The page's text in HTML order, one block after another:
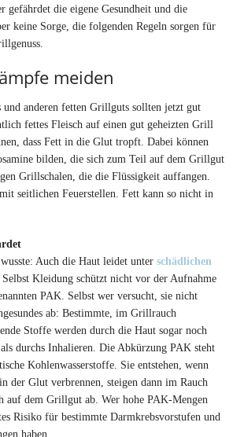
gefährdet die eigene Gesundheit und die
keine Sorge, die folgenden Regeln sorgen für
meiden
und anderen fetten Grillguts sollten jetzt gut
fettes Fleisch auf einen gut geheizten Grill
dass Fett in die Glut tropft. Dabei können
bilden, die sich zum Teil auf dem Grillgut
Grillschalen, die die Flüssigkeit auffangen.
seitlichen Feuerstellen. Fett kann so nicht in
Auch die Haut leidet unter schädlichen
. Selbst Kleidung schützt nicht vor der Aufnahme
PAK. Selbst wer versucht, sie nicht
ab: Bestimmte, im Grillrauch
Stoffe werden durch die Haut sogar noch
durchs Inhalieren. Die Abkürzung PAK steht
Kohlenwasserstoffe. Sie entstehen, wenn
der Glut verbrennen, steigen dann im Rauch
auf dem Grillgut ab. Wer hohe PAK-Mengen
Risiko für bestimmte Darmkrebsvorstufen und
haben.